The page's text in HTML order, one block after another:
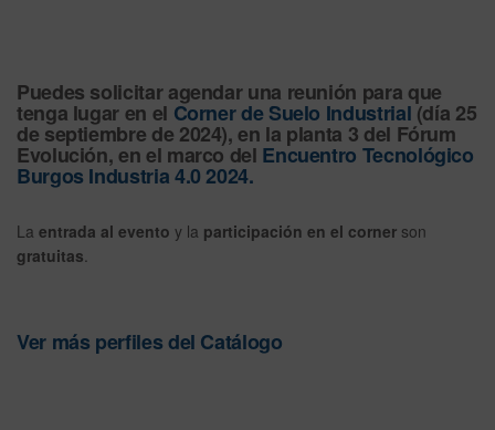
Puedes solicitar agendar una reunión para que
tenga lugar en el Corner de Suelo Industrial(día 25
de septiembre de 2024), en la planta 3 del Fórum
Evolución, en el marco del Encuentro Tecnológico
Burgos Industria 4.0 2024.
La entrada al evento y la participación en el corner son
gratuitas
Ver más perfiles del Catálogo